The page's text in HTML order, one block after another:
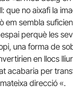
que no aixafi la
em sembla
perquè les
una forma de
en llocs
acabaria per
direcció «.